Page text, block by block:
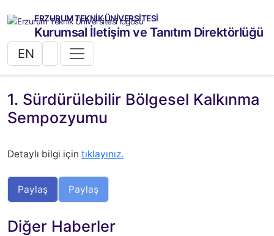
ERZURUM TEKNİK ÜNİVERSİTESİ
Kurumsal İletişim ve Tanıtım Direktörlüğü
EN
1. Sürdürülebilir Bölgesel Kalkınma
Sempozyumu
Detaylı bilgi için tıklayınız.
Paylaş Paylaş
Diğer Haberler